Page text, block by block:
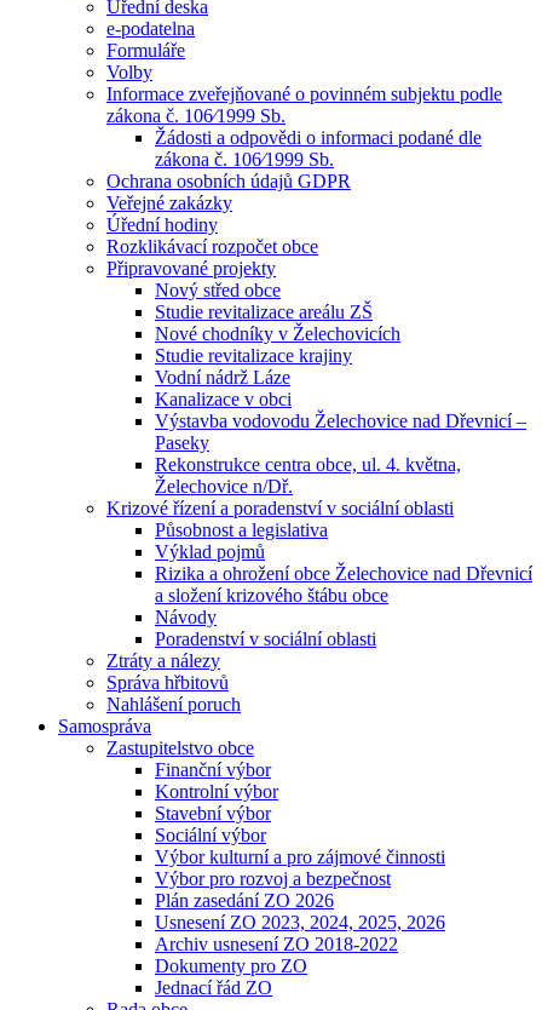
Úřední deska
e-podatelna
Formuláře
Volby
Informace zveřejňované o povinném subjektu podle
zákona č. 106⁄1999 Sb.
Žádosti a odpovědi o informaci podané dle
zákona č. 106⁄1999 Sb.
Ochrana osobních údajů GDPR
Veřejné zakázky
Úřední hodiny
Rozklikávací rozpočet obce
Připravované projekty
Nový střed obce
Studie revitalizace areálu ZŠ
Nové chodníky v Želechovicích
Studie revitalizace krajiny
Vodní nádrž Láze
Kanalizace v obci
Výstavba vodovodu Želechovice nad Dřevnicí –
Paseky
Rekonstrukce centra obce, ul. 4. května,
Želechovice n/Dř.
Krizové řízení a poradenství v sociální oblasti
Působnost a legislativa
Výklad pojmů
Rizika a ohrožení obce Želechovice nad Dřevnicí
a složení krizového štábu obce
Návody
Poradenství v sociální oblasti
Ztráty a nálezy
Správa hřbitovů
Nahlášení poruch
Samospráva
Zastupitelstvo obce
Finanční výbor
Kontrolní výbor
Stavební výbor
Sociální výbor
Výbor kulturní a pro zájmové činnosti
Výbor pro rozvoj a bezpečnost
Plán zasedání ZO 2026
Usnesení ZO 2023, 2024, 2025, 2026
Archiv usnesení ZO 2018-2022
Dokumenty pro ZO
Jednací řád ZO